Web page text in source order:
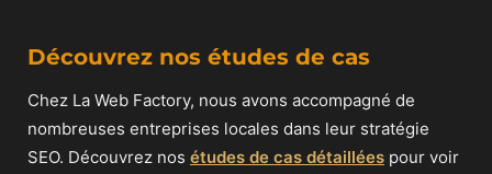
Découvrez nos études de cas
Chez La Web Factory, nous avons accompagné de
nombreuses entreprises locales dans leur stratégie
SEO. Découvrez nos études de cas détaillées pour voir